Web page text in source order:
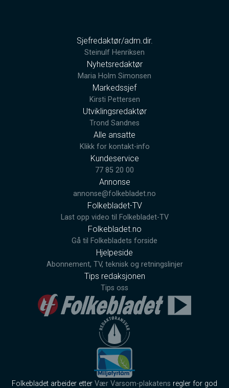
Sjefredaktør/adm.dir.
Steinulf Henriksen
Nyhetsredaktør
Maria Holm Simonsen
Markedssjef
Kirsti Pettersen
Utviklingsredaktør
Trond Sandnes
Alle ansatte
Klikk for kontakt-info
Kundeservice
77 85 20 00
Annonse
annonse@folkebladet.no
Folkebladet-TV
Last opp video til Folkebladet-TV
Folkebladet.no
Gå til Folkebladets forside
Hjelpeside
Abonnement, TV, teknisk og retningslinjer
Tips redaksjonen
Tips oss
Folkebladet arbeider etter Vær Varsom-plakatens regler for god